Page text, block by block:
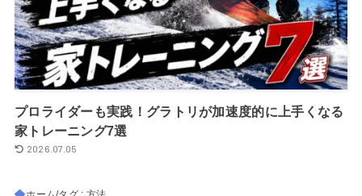
プロライダーも実践！グラトリが加速度的に上手くなる
家トレーニング7選
2026.07.05